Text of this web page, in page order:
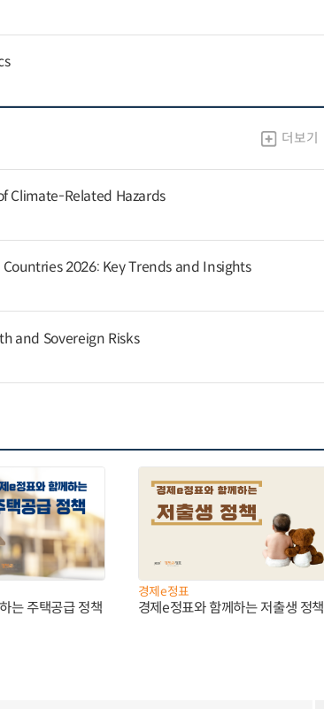
더보기
Climate-Related Hazards
2026: Key Trends and Insights
and Sovereign Risks
는 주택공급 정책
경제e정표
경제e정표와 함께하는 저출생 정책